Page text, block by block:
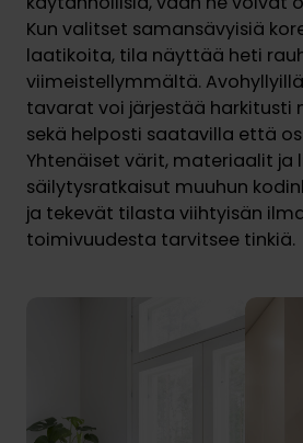
Kun valitset samansävyisiä
laatikoita, tila näyttää heti
viimeistellymmältä.
tavarat voi järjestää harkitusti
sekä helposti saatavilla että
Yhtenäiset värit, materiaalit ja
säilytysratkaisut muuhun
ja tekevät tilasta viihtyisän
toimivuudesta tarvitsee tinkiä.